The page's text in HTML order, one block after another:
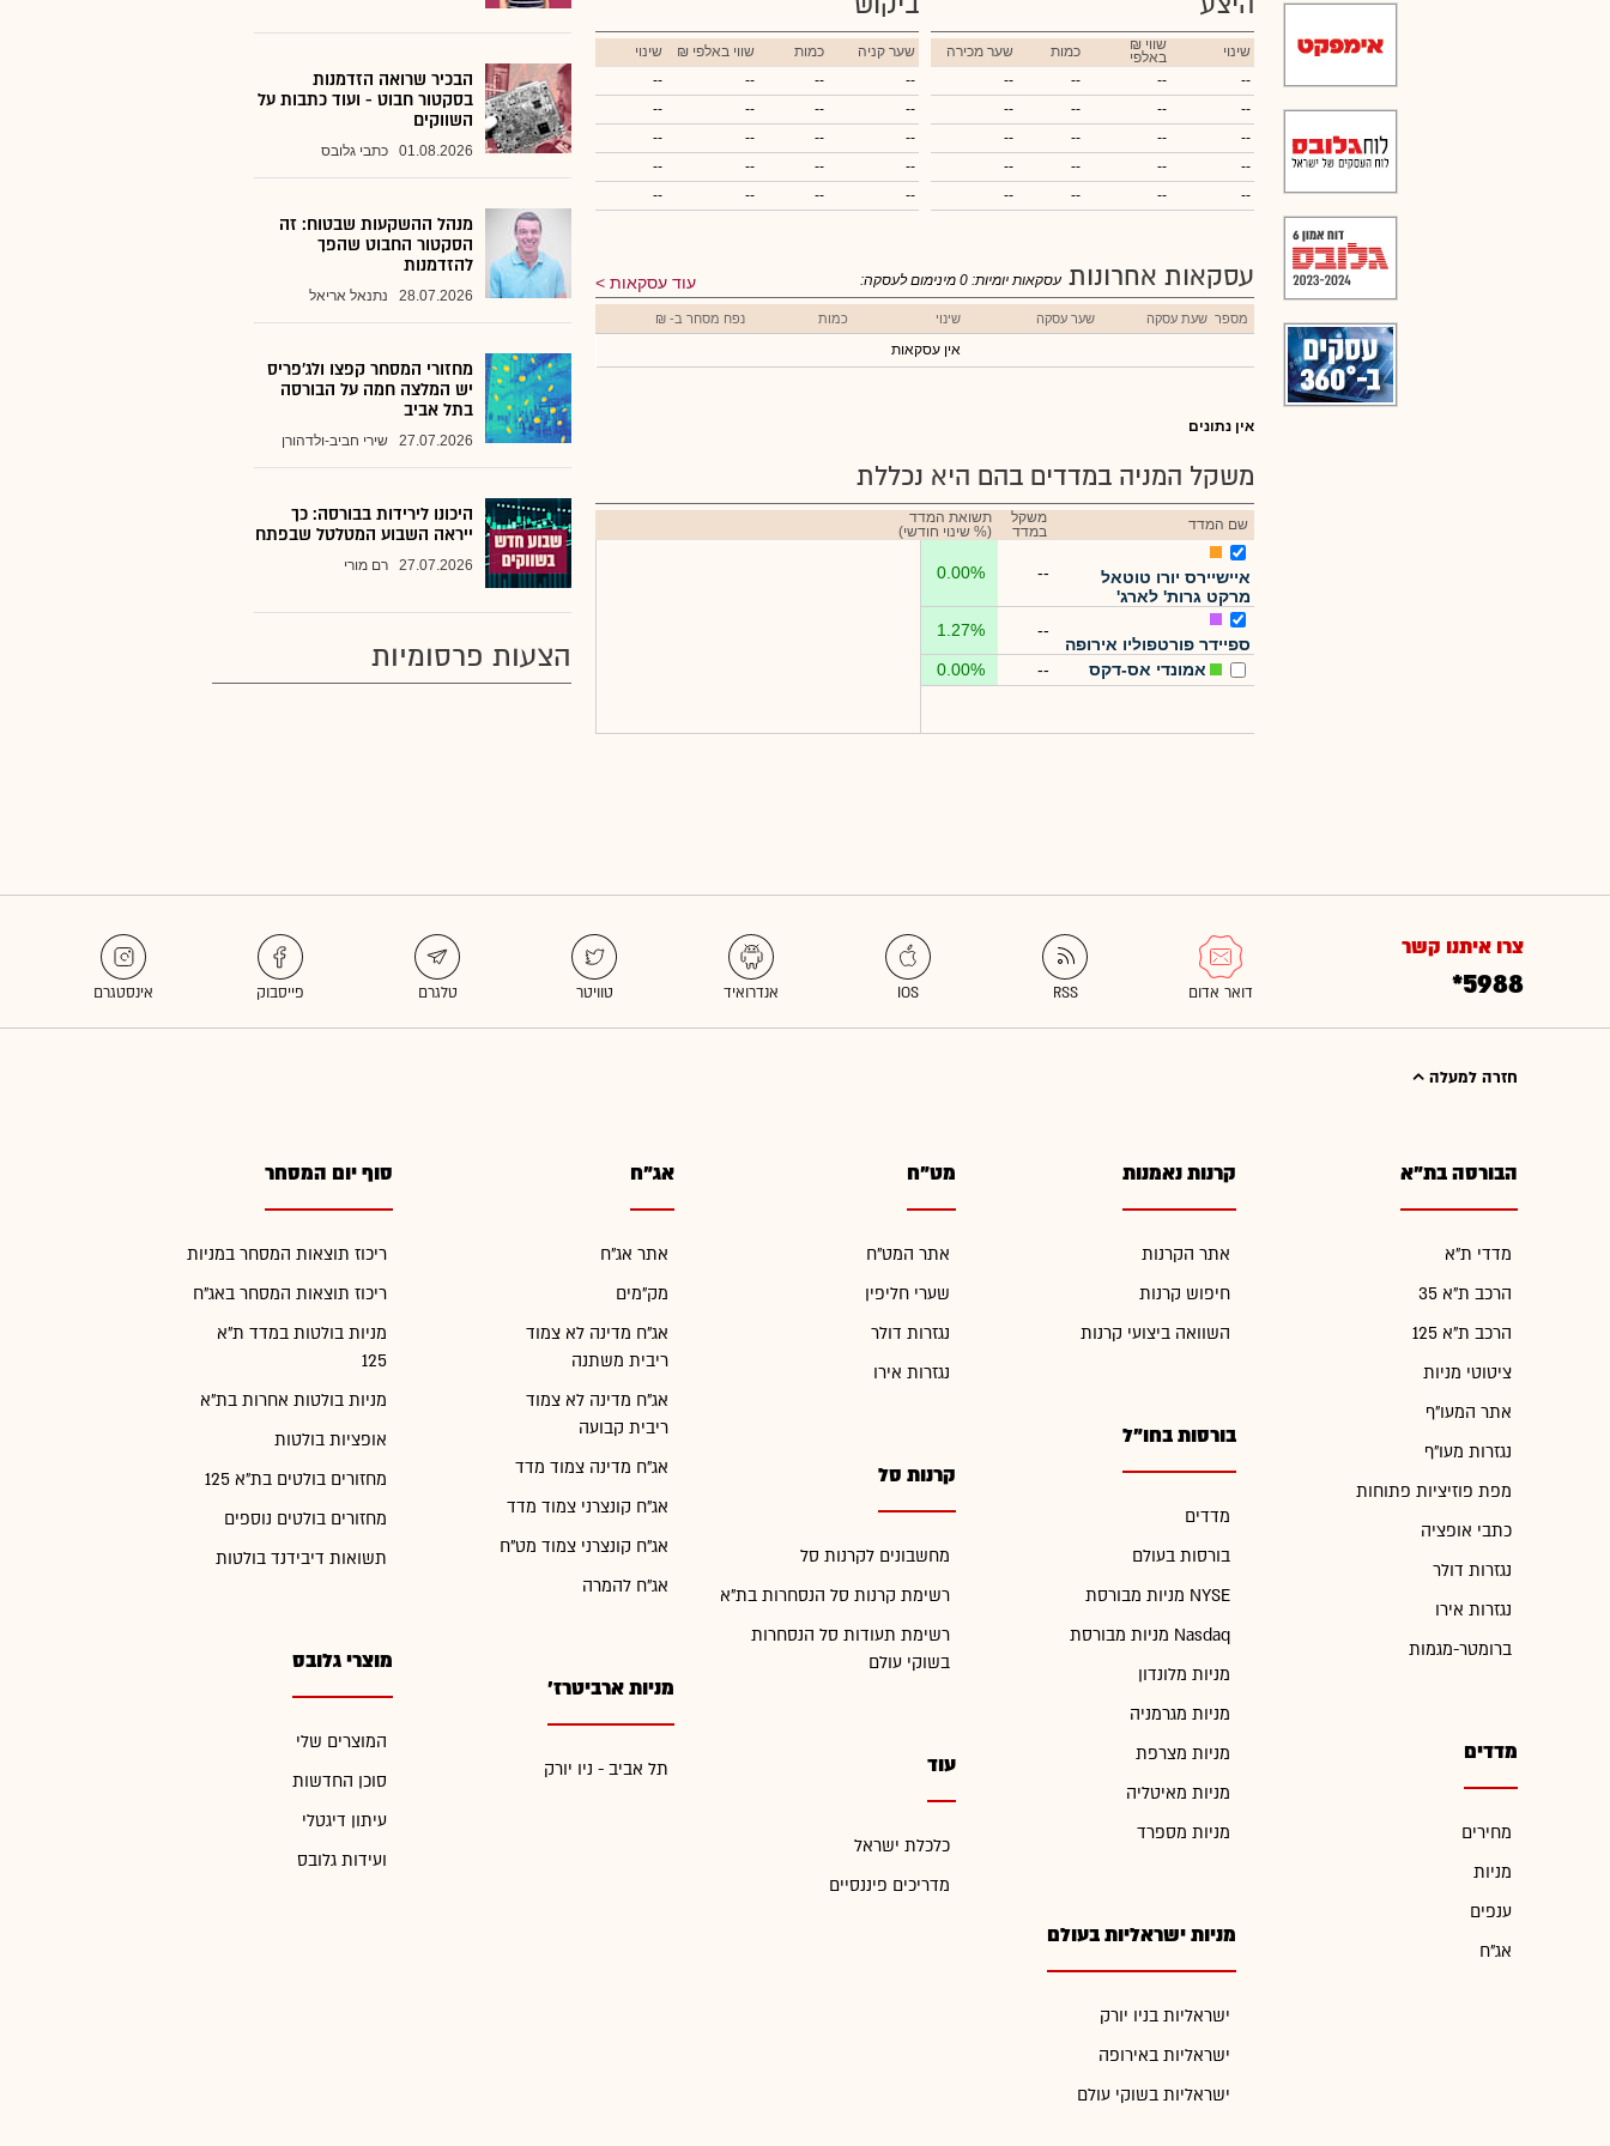
שינוי ₪ שווי
באלפי כמות
שער מכירה
--
--
--
--
--
--
--
--
--
--
--
--
--
--
--
--
--
--
--
--
שער קניה כמות ₪ שווי באלפי
שינוי
--
--
--
--
--
--
--
--
--
--
--
--
--
--
--
--
--
--
--
--
עסקאות אחרונות עוד עסקאות עסקאות יומיות: 0 מינימום לעסקה:
מספר שעת עסקה שער עסקה שינוי כמות נפח מסחר ב- ₪
אין עסקאות
אין נתונים
משקל המניה במדדים בהם היא נכללת
שם המדד
משקל
במדד
תשואת המדד
(% שינוי חודשי)
איישיירס יורו טוטאל
מרקט גרות' לארג'
--
0.00%
ספיידר פורטפוליו אירופה
--
1.27%
אמונדי אס-דקס --
0.00%
הבכיר שרואה הזדמנות
בסקטור חבוט - ועוד כתבות על
השווקים
01.08.2026 כתבי גלובס
מנהל ההשקעות שבטוח: זה
הסקטור החבוט שהפך
להזדמנות
28.07.2026 נתנאל אריאל
מחזורי המסחר קפצו ולג'פריס
יש המלצה חמה על הבורסה
בתל אביב
27.07.2026 שירי חביב-ולדהורן
היכונו לירידות בבורסה: כך
ייראה השבוע המטלטל שבפתח
27.07.2026 רם מורי
הצעות פרסומיות
צרו איתנו קשר
*5988
חזרה למעלה
הבורסה בת"א
מדדי ת"א
הרכב ת"א 35
הרכב ת"א 125
ציטוטי מניות
אתר המעו"ף
נגזרות מעו"ף
מפת פוזיציות פתוחות
כתבי אופציה
נגזרות דולר
נגזרות אירו
ברומטר-מגמות
מדדים
מחירים
מניות
ענפים
אג"ח
קרנות נאמנות
אתר הקרנות
חיפוש קרנות
השוואה ביצועי קרנות
בורסות בחו"ל
מדדים
בורסות בעולם
מניות מבורסת NYSE
מניות מבורסת Nasdaq
מניות מלונדון
מניות מגרמניה
מניות מצרפת
מניות מאיטליה
מניות מספרד
מניות ישראליות בעולם
ישראליות בניו יורק
ישראליות באירופה
ישראליות בשוקי עולם
מט"ח
אתר המט"ח
שערי חליפין
נגזרות דולר
נגזרות אירו
קרנות סל
מחשבונים לקרנות סל
רשימת קרנות סל הנסחרות בת"א
רשימת תעודות סל הנסחרות
בשוקי עולם
עוד
כלכלת ישראל
מדריכים פיננסיים
אג"ח
אתר אג"ח
מק"מים
אג"ח מדינה לא צמוד
ריבית משתנה
אג"ח מדינה לא צמוד
ריבית קבועה
אג"ח מדינה צמוד מדד
אג"ח קונצרני צמוד מדד
אג"ח קונצרני צמוד מט"ח
אג"ח להמרה
מניות ארביטרז'
תל אביב - ניו יורק
סוף יום המסחר
ריכוז תוצאות המסחר במניות
ריכוז תוצאות המסחר באג"ח
מניות בולטות במדד ת"א
125
מניות בולטות אחרות בת"א
אופציות בולטות
מחזורים בולטים בת"א 125
מחזורים בולטים נוספים
תשואות דיבידנד בולטות
מוצרי גלובס
המוצרים שלי
סוכן החדשות
עיתון דיגטלי
ועידות גלובס